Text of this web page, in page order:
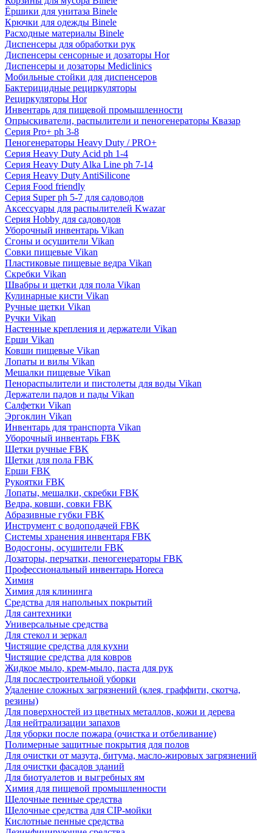
Ёршики для унитаза Binele
Крючки для одежды Binele
Расходные материалы Binele
Диспенсеры для обработки рук
Диспенсеры сенсорные и дозаторы Hor
Диспенсеры и дозаторы Mediclinics
Мобильные стойки для диспенсеров
Бактерицидные рециркуляторы
Рециркуляторы Hor
Инвентарь для пищевой промышленности
Опрыскиватели, распылители и пеногенераторы Квазар
Серия Pro+ ph 3-8
Пеногенераторы Heavy Duty / PRO+
Серия Heavy Duty Acid ph 1-4
Серия Heavy Duty Alka Line ph 7-14
Серия Heavy Duty AntiSilicone
Серия Food friendly
Серия Super ph 5-7 для садоводов
Аксессуары для распылителей Kwazar
Серия Hobby для садоводов
Уборочный инвентарь Vikan
Сгоны и осушители Vikan
Совки пищевые Vikan
Пластиковые пищевые ведра Vikan
Скребки Vikan
Швабры и щетки для пола Vikan
Кулинарные кисти Vikan
Ручные щетки Vikan
Ручки Vikan
Настенные крепления и держатели Vikan
Ерши Vikan
Ковши пищевые Vikan
Лопаты и вилы Vikan
Мешалки пищевые Vikan
Пенораспылители и пистолеты для воды Vikan
Держатели падов и пады Vikan
Салфетки Vikan
Эргоклин Vikan
Инвентарь для транспорта Vikan
Уборочный инвентарь FBK
Щетки ручные FBK
Щетки для пола FBK
Ерши FBK
Рукоятки FBK
Лопаты, мешалки, скребки FBK
Ведра, ковши, совки FBK
Абразивные губки FBK
Инструмент с водоподачей FBK
Системы хранения инвентаря FBK
Водосгоны, осушители FBK
Дозаторы, перчатки, пеногенераторы FBK
Профессиональный инвентарь Horeca
Химия
Химия для клининга
Средства для напольных покрытий
Для сантехники
Универсальные средства
Для стекол и зеркал
Чистящие средства для кухни
Чистящие средства для ковров
Жидкое мыло, крем-мыло, паста для рук
Для послестроительной уборки
Удаление сложных загрязнений (клея, граффити, скотча,
резины)
Для поверхностей из цветных металлов, кожи и дерева
Для нейтрализации запахов
Для уборки после пожара (очистка и отбеливание)
Полимерные защитные покрытия для полов
Для очистки от мазута, битума, масло-жировых загрязнений
Для очистки фасадов зданий
Для биотуалетов и выгребных ям
Химия для пищевой промышленности
Щелочные пенные средства
Щелочные средства для CIP-мойки
Кислотные пенные средства